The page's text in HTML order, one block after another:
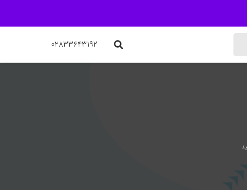
۰۲۸۳۳۶۴۳۱۹۲